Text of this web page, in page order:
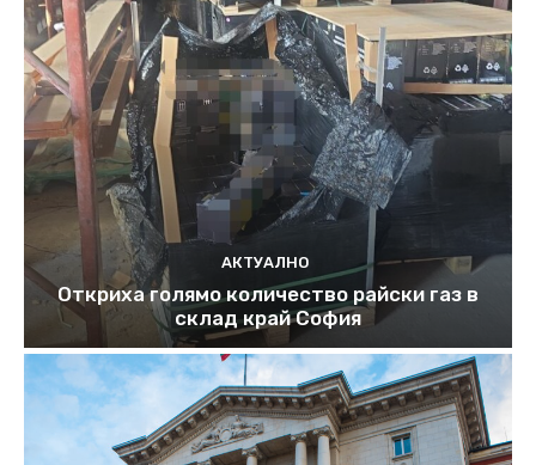
АКТУАЛНО
Откриха голямо количество райски газ в
склад край София